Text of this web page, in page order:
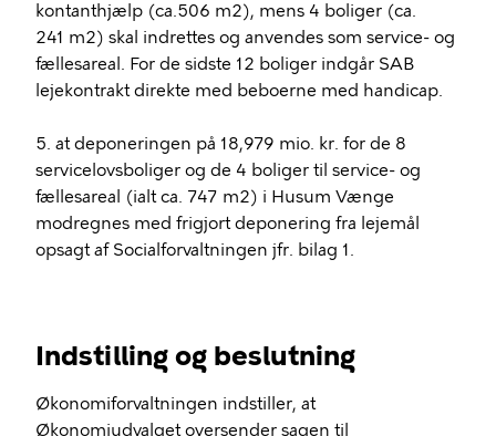
kontanthjælp (ca.506 m2), mens 4 boliger (ca.
241 m2) skal indrettes og anvendes som service- og
fællesareal. For de sidste 12 boliger indgår SAB
lejekontrakt direkte med beboerne med handicap.
5. at deponeringen på 18,979 mio. kr. for de 8
servicelovsboliger og de 4 boliger til service- og
fællesareal (ialt ca. 747 m2) i Husum Vænge
modregnes med frigjort deponering fra lejemål
opsagt af Socialforvaltningen jfr. bilag 1.
Indstilling og beslutning
Økonomiforvaltningen indstiller, at
Økonomiudvalget oversender sagen til